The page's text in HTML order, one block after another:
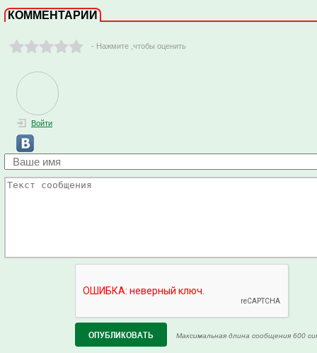
КОММЕНТАРИИ
- Нажмите ,чтобы оценить
Войти
Максимальная длина сообщения 600